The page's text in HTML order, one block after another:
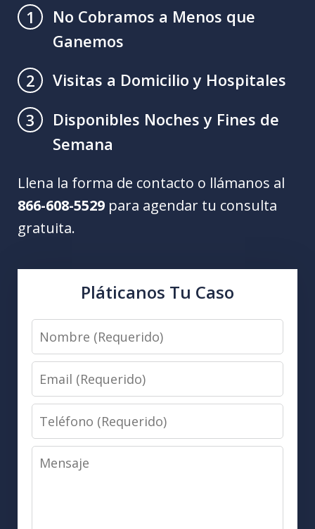
1
No Cobramos a Menos que
Ganemos
2
Visitas a Domicilio y Hospitales
3
Disponibles Noches y Fines de
Semana
Llena la forma de contacto o llámanos al
866-608-5529 para agendar tu consulta
gratuita.
Pláticanos Tu Caso
Nombre
(Requerido)
Email
(Requerido)
Teléfono
(Requerido)
Mensaje